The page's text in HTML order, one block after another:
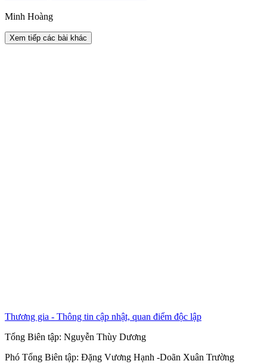
Minh Hoàng
Xem tiếp các bài khác
Thương gia - Thông tin cập nhật, quan điểm độc lập
Tổng Biên tập: Nguyễn Thùy Dương
Phó Tổng Biên tập: Đặng Vương Hạnh -Doãn Xuân Trường